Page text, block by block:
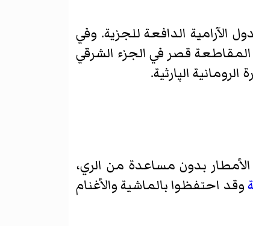
الآرامية الدافعة للجزية. وفي
قصر في الجزء الشرقي
الپارثية.
بدون مساعدة من الري،
وقد احتفظوا بالماشية والأغنام